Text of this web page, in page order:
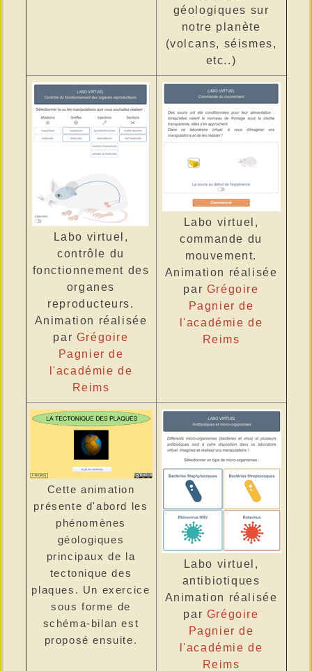
géologiques sur
notre planète
(volcans, séismes,
etc..)
Labo virtuel,
contrôle du
fonctionnement des
organes
reproducteurs.
Animation réalisée
par Grégoire
Pagnier de
l'académie de
Reims
Labo virtuel,
commande du
mouvement.
Animation réalisée
par Grégoire
Pagnier de
l'académie de
Reims
Cette animation
présente d'abord les
phénomènes
géologiques
principaux de la
tectonique des
plaques. Un exercice
sous forme de
schéma-bilan est
proposé ensuite.
Labo virtuel,
antibiotiques
Animation réalisée
par Grégoire
Pagnier de
l'académie de
Reims